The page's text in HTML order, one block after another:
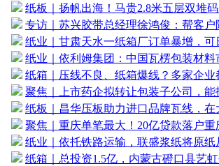
纸板｜扬帆出海！马贵2.8米五层双堆
专访｜苏兴胶带总经理徐鸿俊：帮客户
纸业｜甘肃天水一纸箱厂订单暴增，可
纸业｜依利姆集团：中国瓦楞包装材料
纸箱｜压线不良、纸箱爆线？多家企业
聚焦｜上市药企拟转让包装子公司，能
纸板｜昌华压板助力进口品牌瓦线，在
聚焦｜重庆单笔最大！20亿贷款落户重
纸业｜依托铁路运输，联盛浆纸将原纸
纸箱｜总投资1.5亿，内蒙古磴口县艺